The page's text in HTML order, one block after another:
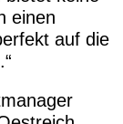
einen
auf die